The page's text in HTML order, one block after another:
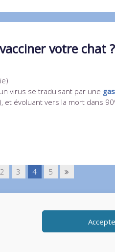
votre chat ?
virus se traduisant par une
et évoluant vers la mort dans
2 3 4 5